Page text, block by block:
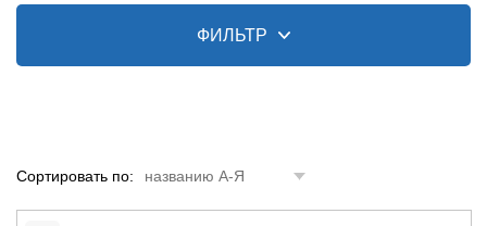
ФИЛЬТР
Сортировать по: названию А-Я